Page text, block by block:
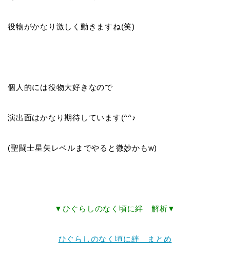
役物がかなり激しく動きますね(笑)
個人的には役物大好きなので
演出面はかなり期待しています(^^♪
(聖闘士星矢レベルまでやると微妙かもw)
▼ひぐらしのなく頃に絆 解析▼
ひぐらしのなく頃に絆 まとめ